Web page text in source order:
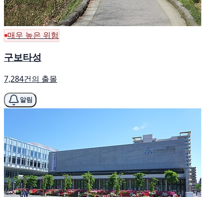
매우 높은 위험
구보타성
7,284건의 출몰
알림